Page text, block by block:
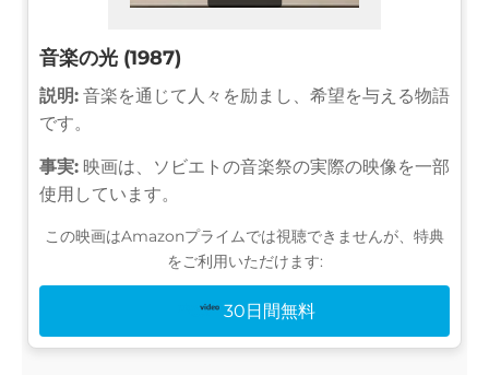
音楽の光 (1987)
説明: 音楽を通じて人々を励まし、希望を与える物語
です。
事実: 映画は、ソビエトの音楽祭の実際の映像を一部
使用しています。
この映画はAmazonプライムでは視聴できませんが、特典
をご利用いただけます:
30日間無料